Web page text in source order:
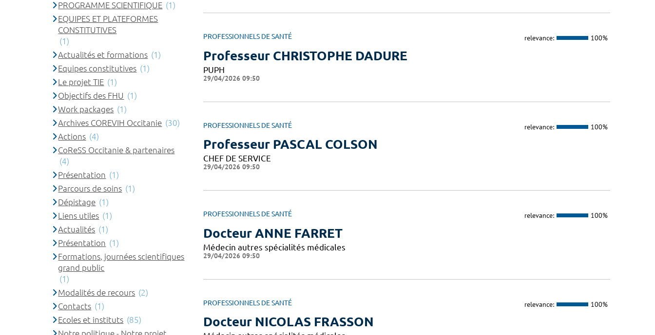
PROFESSIONNELS DE SANTÉ relevance: 100%
Professeur CHRISTOPHE DADURE
PUPH
29/04/2026 09:50
PROFESSIONNELS DE SANTÉ relevance: 100%
Professeur PASCAL COLSON
CHEF DE SERVICE
29/04/2026 09:50
PROFESSIONNELS DE SANTÉ relevance: 100%
Docteur ANNE FARRET
Médecin autres spécialités médicales
29/04/2026 09:50
PROFESSIONNELS DE SANTÉ relevance: 100%
Docteur NICOLAS FRASSON
PROGRAMME SCIENTIFIQUE (1)
EQUIPES ET PLATEFORMES
CONSTITUTIVES
(1)
Actualités et formations (1)
Equipes constitutives (1)
Le projet TIE (1)
Objectifs des FHU (1)
Work packages (1)
Archives COREVIH Occitanie (30)
Actions (4)
CoReSS Occitanie & partenaires
(4)
Présentation (1)
Parcours de soins (1)
Dépistage (1)
Liens utiles (1)
Actualités (1)
Présentation (1)
Formations, journées scientifiques
grand public
(1)
Modalités de recours (2)
Contacts (1)
Ecoles et instituts (85)